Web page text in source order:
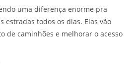
uma diferença enorme pra
estradas todos os dias. Elas vão
de caminhões e melhorar o acesso